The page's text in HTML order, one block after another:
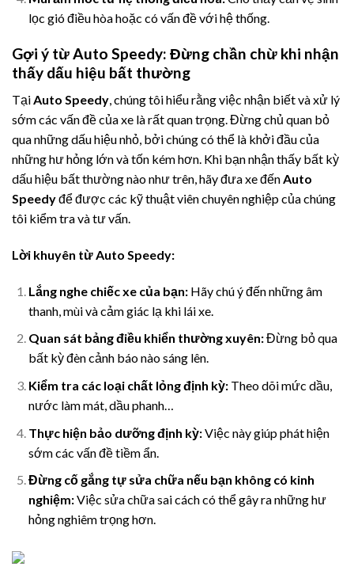
lọc gió điều hòa hoặc có vấn đề với hệ thống.
Gợi ý từ Auto Speedy: Đừng chần chừ khi nhận
thấy dấu hiệu bất thường
TạiAuto Speedy, chúng tôi hiểu rằng việc nhận biết và xử lý
sớm các vấn đề của xe là rất quan trọng. Đừng chủ quan bỏ
qua những dấu hiệu nhỏ, bởi chúng có thể là khởi đầu của
những hư hỏng lớn và tốn kém hơn. Khi bạn nhận thấy bất kỳ
dấu hiệu bất thường nào như trên, hãy đưa xe đếnAuto
Speedyđể được các kỹ thuật viên chuyên nghiệp của chúng
tôi kiểm tra và tư vấn.
Lời khuyên từ Auto Speedy:
Lắng nghe chiếc xe của bạn:Hãy chú ý đến những âm
thanh, mùi và cảm giác lạ khi lái xe.
Quan sát bảng điều khiển thường xuyên:Đừng bỏ qua
bất kỳ đèn cảnh báo nào sáng lên.
Kiểm tra các loại chất lỏng định kỳ:Theo dõi mức dầu,
nước làm mát, dầu phanh…
Thực hiện bảo dưỡng định kỳ:Việc này giúp phát hiện
sớm các vấn đề tiềm ẩn.
Đừng cố gắng tự sửa chữa nếu bạn không có kinh
nghiệm:Việc sửa chữa sai cách có thể gây ra những hư
hỏng nghiêm trọng hơn.